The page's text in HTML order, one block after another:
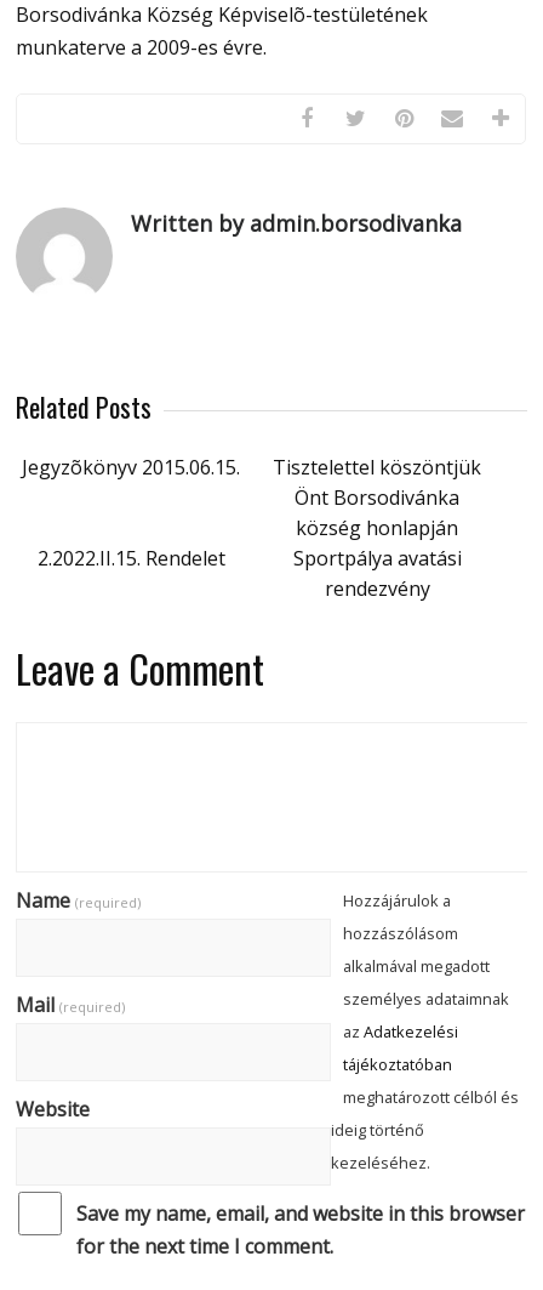
Borsodivánka Község Képviselõ-testületének
munkaterve a 2009-es évre.
Written by admin.borsodivanka
Related Posts
Jegyzõkönyv 2015.06.15.
Tisztelettel köszöntjük
Önt Borsodivánka
község honlapján
2.2022.II.15. Rendelet
Sportpálya avatási
rendezvény
Leave a Comment
Name(required)
Mail(required)
Website
Save my name, email, and website in this browser
for the next time I comment.
Hozzájárulok a
hozzászólásom
alkalmával megadott
személyes adataimnak
azAdatkezelési
tájékoztatóban
meghatározott célból és
ideig történő
kezeléséhez.